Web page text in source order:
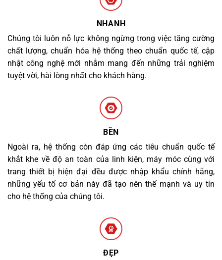
NHANH
Chúng tôi luôn nỗ lực không ngừng trong việc tăng cường
chất lượng, chuẩn hóa hệ thống theo chuẩn quốc tế, cập
nhật công nghệ mới nhằm mang đến những trải nghiệm
tuyệt vời, hài lòng nhất cho khách hàng.
BỀN
Ngoài ra, hệ thống còn đáp ứng các tiêu chuẩn quốc tế
khắt khe về độ an toàn của linh kiện, máy móc cùng với
trang thiết bị hiện đại đều được nhập khẩu chính hãng,
những yếu tố cơ bản này đã tạo nên thế mạnh và uy tín
cho hệ thống của chúng tôi.
ĐẸP